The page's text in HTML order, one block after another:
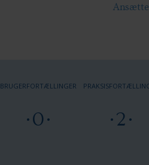
BRUGERFORTÆLLINGER
0 2